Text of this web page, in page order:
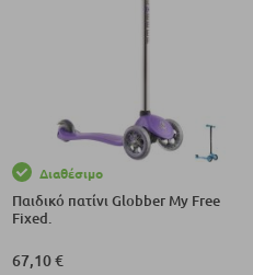
Διαθέσιμο
Παιδικό πατίνι Globber My Free
Fixed.
67,10 €